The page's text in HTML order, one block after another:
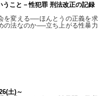
うこと－性犯罪 刑法改正の記録
を変える──ほんとうの正義を求
の法なのか──立ち上がる性暴力
土)～